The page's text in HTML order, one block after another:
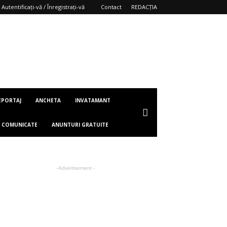
Autentificați-vă / Înregistrați-vă Contact REDACȚIA
ANCHETA INVATAMANT
COMUNICATE ANUNTURI GRATUITE
- Advertisement -